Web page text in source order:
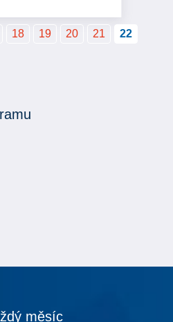
18 19 20 21 22
měsíc